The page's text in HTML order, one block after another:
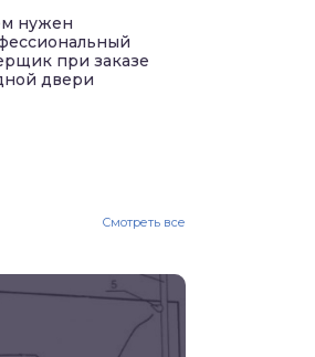
нужен
при заказе
двери
Смотреть все